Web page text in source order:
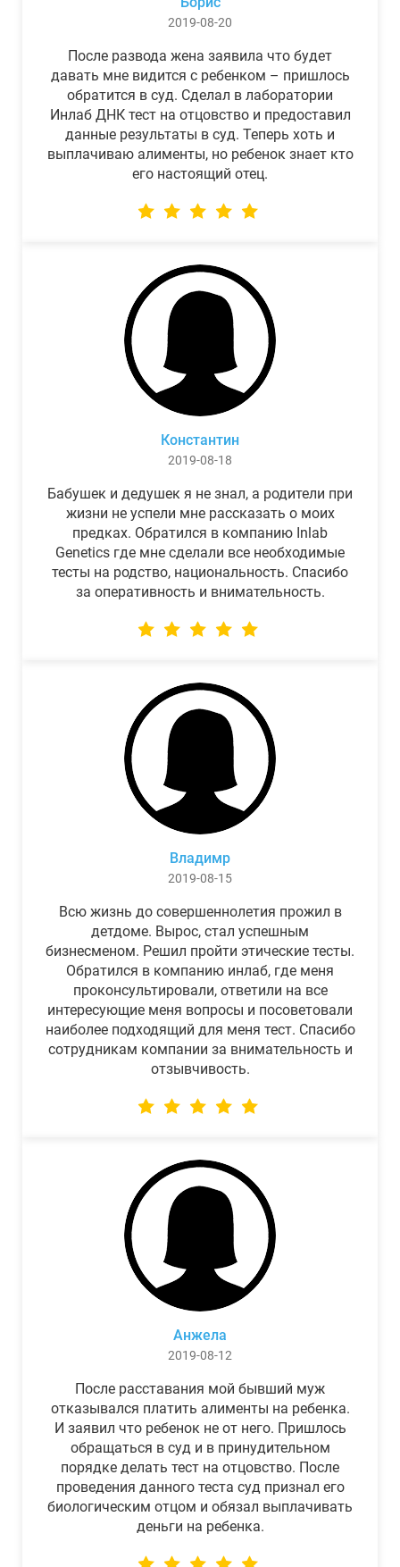
2019-08-20
После развода жена заявила что будет
давать мне видится с ребенком – пришлось
обратится в суд. Сделал в лаборатории
Инлаб ДНК тест на отцовство и предоставил
данные результаты в суд. Теперь хоть и
выплачиваю алименты, но ребенок знает кто
его настоящий отец.
Константин
2019-08-18
Бабушек и дедушек я не знал, а родители при
жизни не успели мне рассказать о моих
предках. Обратился в компанию Inlab
Genetics где мне сделали все необходимые
тесты на родство, национальность. Спасибо
за оперативность и внимательность.
Владимр
2019-08-15
Всю жизнь до совершеннолетия прожил в
детдоме. Вырос, стал успешным
бизнесменом. Решил пройти этические тесты.
Обратился в компанию инлаб, где меня
проконсультировали, ответили на все
интересующие меня вопросы и посоветовали
наиболее подходящий для меня тест. Спасибо
сотрудникам компании за внимательность и
отзывчивость.
Анжела
2019-08-12
После расставания мой бывший муж
отказывался платить алименты на ребенка.
И заявил что ребенок не от него. Пришлось
обращаться в суд и в принудительном
порядке делать тест на отцовство. После
проведения данного теста суд признал его
биологическим отцом и обязал выплачивать
деньги на ребенка.